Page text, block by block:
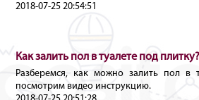
2018-07-25 20:54:51
Как залить пол в туалете под плитку?
Разберемся, как можно залить пол в
посмотрим видео инструкцию.